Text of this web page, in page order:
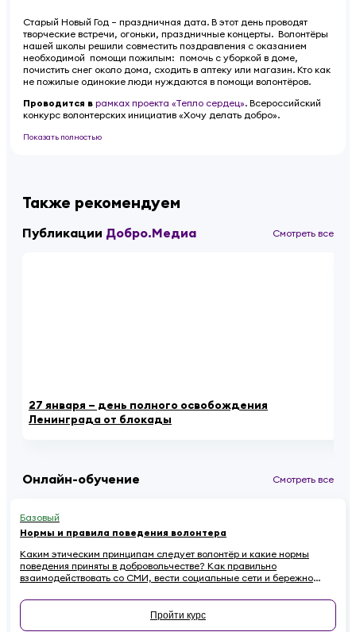
Старый Новый Год – праздничная дата. В этот день проводят
творческие встречи, огоньки, праздничные концерты. Волонтёры
нашей школы решили совместить поздравления с оказанием
необходимой помощи пожилым: помочь с уборкой в доме,
почистить снег около дома, сходить в аптеку или магазин. Кто как
не пожилые одинокие люди нуждаются в помощи волонтёров.
Проводится в рамках проекта «Тепло сердец». Всероссийский
конкурс волонтерских инициатив «Хочу делать добро».
Показать полностью
Также рекомендуем
Публикации Добро.Медиа Смотреть все
27 января – день полного освобождения
Ленинграда от блокады
Онлайн-обучение Смотреть все
Базовый
Нормы и правила поведения волонтера
Каким этическим принципам следует волонтёр и какие нормы
поведения приняты в добровольчестве? Как правильно
взаимодействовать со СМИ, вести социальные сети и бережно
репутации? Если вы хотите стать осознанным и ответственным
волонтёром, этот онлайн-курс для вас.
Пройти курс